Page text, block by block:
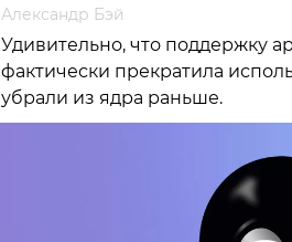
Александр Бэй
Удивительно, что поддержку
фактически прекратила
убрали из ядра раньше.